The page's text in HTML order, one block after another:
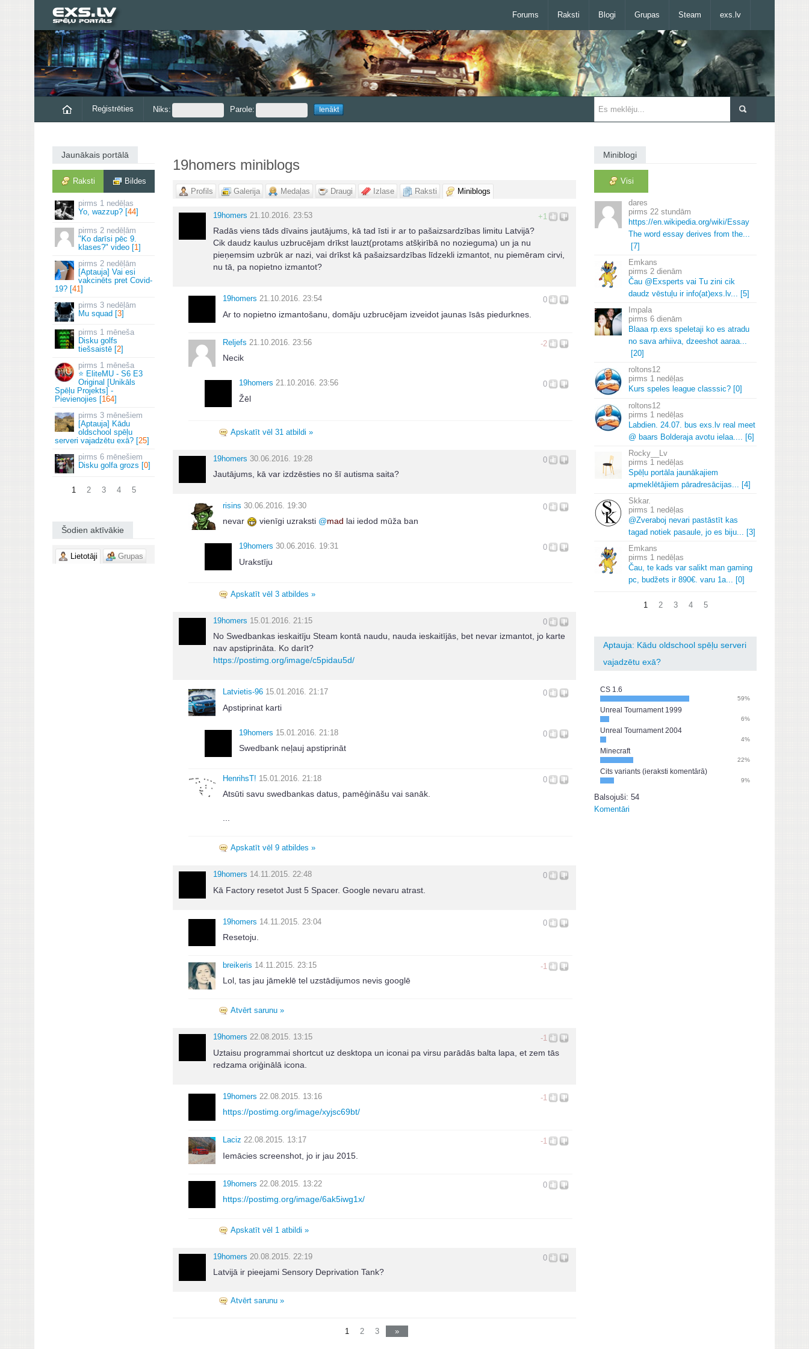
Forums Raksti Blogi Grupas Steam exs.lv
Reģistrēties Niks: Parole:
Jaunākais portālā
Raksti Bildes
1 nedēļas
Yo, wazzup? [44]
2 nedēļām
"Ko darīsi pēc 9.
klases?" video [1]
2 nedēļām
[Aptauja] Vai esi
vakcinēts pret Covid-
19? [41]
3 nedēļām
Mu squad [3]
1 mēneša
Disku golfs
tiešsaistē [2]
1 mēneša
⭐ EliteMU - S6 E3
Original [Unikāls
Spēļu Projekts] -
Pievienojies [164]
3 mēnešiem
[Aptauja] Kādu
oldschool spēļu
serveri vajadzētu exā? [25]
6 mēnešiem
Disku golfa grozs [0]
1 2 3 4 5
Šodien aktīvākie
Lietotāji Grupas
19homers miniblogs
Profils Galerija Medaļas Draugi Izlase Raksti Miniblogs
+1
19homers 21.10.2016. 23:53
Radās viens tāds dīvains jautājums, kā tad īsti ir ar to pašaizsardzības limitu Latvijā?
Cik daudz kaulus uzbrucējam drīkst lauzt(protams atšķirībā no nozieguma) un ja nu
pieņemsim uzbrūk ar nazi, vai drīkst kā pašaizsardzības līdzekli izmantot, nu piemēram cirvi,
nu tā, pa nopietno izmantot?
0
19homers 21.10.2016. 23:54
Ar to nopietno izmantošanu, domāju uzbrucējam izveidot jaunas īsās piedurknes.
-2
Reljefs 21.10.2016. 23:56
Necik
0
19homers 21.10.2016. 23:56
Žēl
Apskatīt vēl 31 atbildi »
0
19homers 30.06.2016. 19:28
Jautājums, kā var izdzēsties no šī autisma saita?
0
risins 30.06.2016. 19:30
nevar vienīgi uzraksti @mad lai iedod mūža ban
0
19homers 30.06.2016. 19:31
Urakstīju
Apskatīt vēl 3 atbildes »
0
19homers 15.01.2016. 21:15
No Swedbankas ieskaitīju Steam kontā naudu, nauda ieskaitījās, bet nevar izmantot, jo karte
nav apstiprināta. Ko darīt?
https://postimg.org/image/c5pidau5d/
0
Latvietis-96 15.01.2016. 21:17
Apstiprinat karti
0
19homers 15.01.2016. 21:18
Swedbank neļauj apstiprināt
0
HenrihsT! 15.01.2016. 21:18
Atsūti savu swedbankas datus, pamēģināšu vai sanāk.
...
Apskatīt vēl 9 atbildes »
0
19homers 14.11.2015. 22:48
Kā Factory resetot Just 5 Spacer. Google nevaru atrast.
0
19homers 14.11.2015. 23:04
Resetoju.
-1
breikeris 14.11.2015. 23:15
Lol, tas jau jāmeklē tel uzstādijumos nevis googlē
Atvērt sarunu »
-1
19homers 22.08.2015. 13:15
Uztaisu programmai shortcut uz desktopa un iconai pa virsu parādās balta lapa, et zem tās
redzama oriģinālā icona.
-1
19homers 22.08.2015. 13:16
https://postimg.org/image/xyjsc69bt/
-1
Laciz 22.08.2015. 13:17
Iemācies screenshot, jo ir jau 2015.
0
19homers 22.08.2015. 13:22
https://postimg.org/image/6ak5iwg1x/
Apskatīt vēl 1 atbildi »
0
19homers 20.08.2015. 22:19
Latvijā ir pieejami Sensory Deprivation Tank?
Atvērt sarunu »
1 2 3 »
Miniblogi
Visi
dares
22 stundām
https://en.wikipedia.org/wiki/Essay
The word essay derives from the...
[7]
Emkans
2 dienām
Čau @Exsperts vai Tu zini cik
daudz vēstuļu ir info(at)exs. lv... [5]
Impala
6 dienām
Blaaa rp.exs speletaji ko es atradu
no sava arhiiva, dzeeshot aaraa...
[20]
roltons12
1 nedēļas
Kurs speles league classsic? [0]
roltons12
1 nedēļas
Labdien. 24.07. bus exs. lv real meet
@ baars Bolderaja avotu ielaa.... [6]
Rocky__Lv
1 nedēļas
Spēļu portāla jaunākajiem
apmeklētājiem pāradresācijas... [4]
Skkar.
1 nedēļas
@Zveraboj nevari pastāstīt kas
tagad notiek pasaule, jo es biju... [3]
Emkans
1 nedēļas
Čau, te kads var salikt man gaming
pc, budžets ir 890€. varu 1a... [0]
1 2 3 4 5
Aptauja: Kādu oldschool spēļu serveri
vajadzētu exā?
CS 1.6
59%
Unreal Tournament 1999
6%
Unreal Tournament 2004
4%
Minecraft
22%
Cits variants (ieraksti komentārā)
9%
Balsojuši: 54
Komentāri